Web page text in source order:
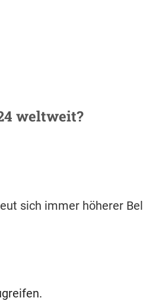
weltweit?
sich immer höherer